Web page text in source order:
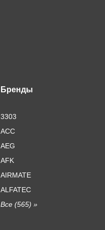
Бренды
3303
ACC
AEG
AFK
AIRMATE
ALFATEC
Все (565) »